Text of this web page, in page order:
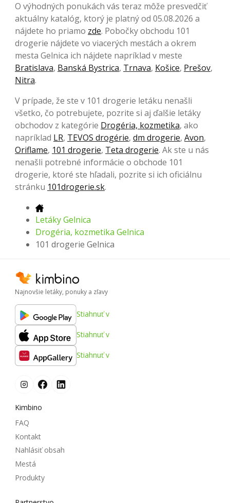
O výhodných ponukách vás teraz môže presvedčiť
aktuálny katalóg, ktorý je platný od 05.08.2026 a
nájdete ho priamo zde. Pobočky obchodu 101
drogerie nájdete vo viacerých mestách a okrem
mesta Gelnica ich nájdete napríklad v meste
Bratislava, Banská Bystrica, Trnava, Košice, Prešov,
Nitra.
V prípade, že ste v 101 drogerie letáku nenašli
všetko, čo potrebujete, pozrite si aj ďalšie letáky
obchodov z kategórie Drogéria, kozmetika, ako
napríklad LR, TEVOS drogérie, dm drogerie, Avon,
Oriflame, 101 drogerie, Teta drogerie. Ak ste u nás
nenašli potrebné informácie o obchode 101
drogerie, ktoré ste hľadali, pozrite si ich oficiálnu
stránku 101drogerie.sk.
Letáky Gelnica
Drogéria, kozmetika Gelnica
101 drogerie Gelnica
Najnovšie letáky, ponuky a zľavy
Stiahnuť v
Stiahnuť v
Stiahnuť v
Kimbino
FAQ
Kontakt
Nahlásiť obsah
Mestá
Produkty